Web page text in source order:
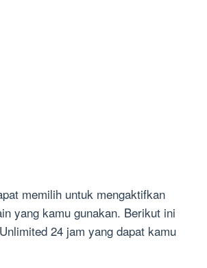
memilih untuk mengaktifkan
yang kamu gunakan. Berikut ini
24 jam yang dapat kamu